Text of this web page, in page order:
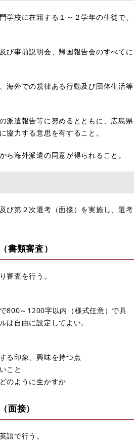
学校に在籍する１～２学年の生徒で、
び事前説明会、帰国報告会のすべてに
海外での規律ある行動及び団体生活等
派遣報告等に努めるとともに、広島県
協力する意思を有すること。
ら海外派遣の同意が得られること。
び第２次選考（面接）を実施し、選考
書類審査）
審査を行う。
800～1200字以内（様式任意）で具
は自由に設定してよい。
る印象、興味を持つ点
こと
のように生かすか
面接）
語で行う。